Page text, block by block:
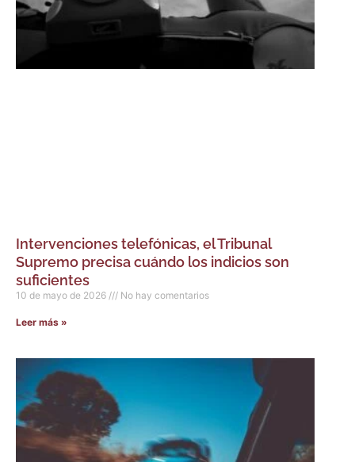
Intervenciones telefónicas, el Tribunal
Supremo precisa cuándo los indicios son
suficientes
10 de mayo de 2026 No hay comentarios
Leer más »